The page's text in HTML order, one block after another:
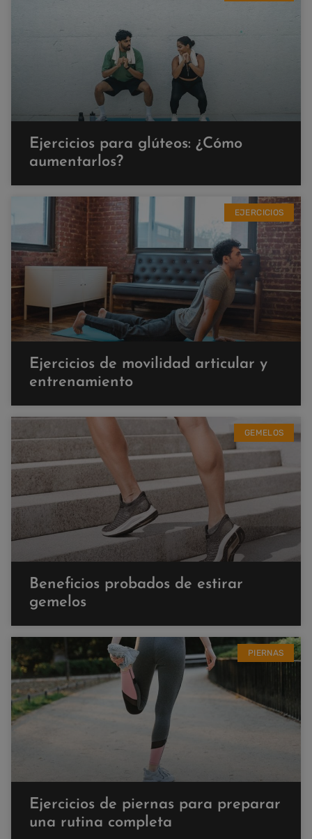
Ejercicios para glúteos: ¿Cómo
aumentarlos?
EJERCICIOS
Ejercicios de movilidad articular y
entrenamiento
GEMELOS
Beneficios probados de estirar
gemelos
PIERNAS
Ejercicios de piernas para preparar
una rutina completa